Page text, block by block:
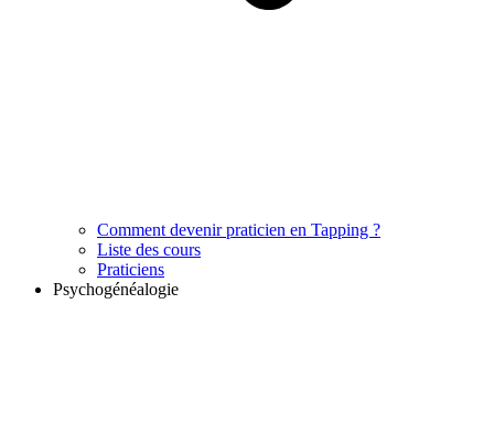
Comment devenir praticien en Tapping ?
Liste des cours
Praticiens
Psychogénéalogie